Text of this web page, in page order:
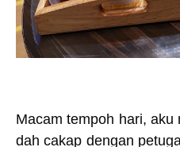
Macam tempoh hari,
dah cakap dengan